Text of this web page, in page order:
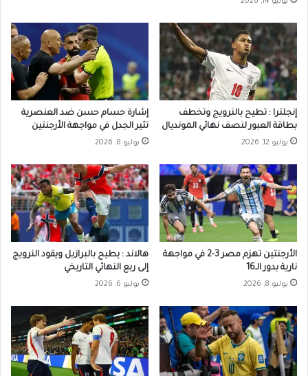
إنجلترا : تطيح بالنرويج وتخطف
بطاقة العبور لنصف نهائي المونديال
يوليو 12, 2026
إشارة حسام حسن ضد العنصرية
تثير الجدل في مواجهة الأرجنتين
يوليو 8, 2026
الأرجنتين تهزم مصر 3-2 في مواجهة
نارية بدور الـ16
يوليو 8, 2026
هالاند : يطيح بالبرازيل ويقود النرويج
إلى ربع النهائي التاريخي
يوليو 6, 2026